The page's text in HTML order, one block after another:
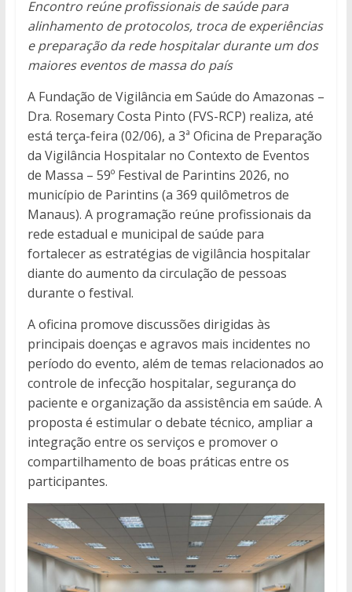
Encontro reúne profissionais de saúde para
alinhamento de protocolos, troca de experiências
e preparação da rede hospitalar durante um dos
maiores eventos de massa do país
A Fundação de Vigilância em Saúde do Amazonas –
Dra. Rosemary Costa Pinto (FVS-RCP) realiza, até
está terça-feira (02/06), a 3ª Oficina de Preparação
da Vigilância Hospitalar no Contexto de Eventos
de Massa – 59º Festival de Parintins 2026, no
município de Parintins (a 369 quilômetros de
Manaus). A programação reúne profissionais da
rede estadual e municipal de saúde para
fortalecer as estratégias de vigilância hospitalar
diante do aumento da circulação de pessoas
durante o festival.
A oficina promove discussões dirigidas às
principais doenças e agravos mais incidentes no
período do evento, além de temas relacionados ao
controle de infecção hospitalar, segurança do
paciente e organização da assistência em saúde. A
proposta é estimular o debate técnico, ampliar a
integração entre os serviços e promover o
compartilhamento de boas práticas entre os
participantes.